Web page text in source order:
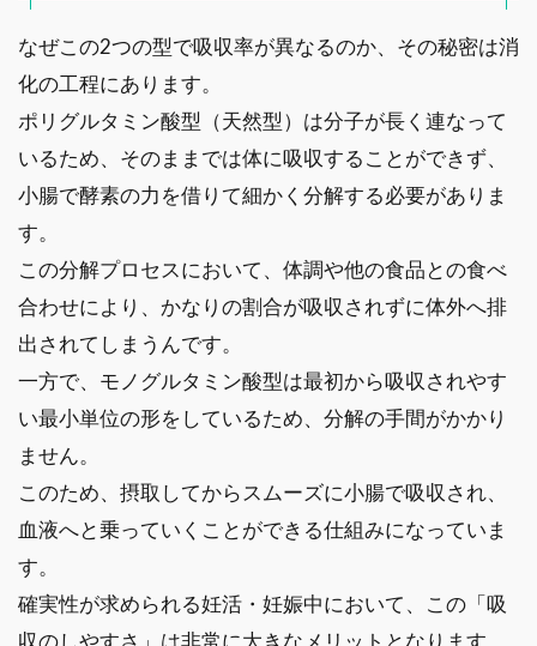
なぜこの2つの型で吸収率が異なるのか、その秘密は消
化の工程にあります。
ポリグルタミン酸型（天然型）は分子が長く連なって
いるため、そのままでは体に吸収することができず、
小腸で酵素の力を借りて細かく分解する必要がありま
す。
この分解プロセスにおいて、体調や他の食品との食べ
合わせにより、かなりの割合が吸収されずに体外へ排
出されてしまうんです。
一方で、モノグルタミン酸型は最初から吸収されやす
い最小単位の形をしているため、分解の手間がかかり
ません。
このため、摂取してからスムーズに小腸で吸収され、
血液へと乗っていくことができる仕組みになっていま
す。
確実性が求められる妊活・妊娠中において、この「吸
収のしやすさ」は非常に大きなメリットとなります。